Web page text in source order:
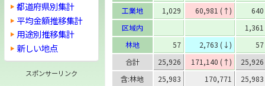
工業地
1,029 60,981 (↑)
640
区域内
1,361
林地
57 2,763 (↓)
57
合計
25,926 171,140 (↑)
25,926
含:林地
25,983 170,771 25,983
都道府県別集計
平均金額推移集計
用途別推移集計
新しい地点
スポンサーリンク